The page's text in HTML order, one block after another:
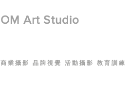
​OM Art Studio
商業攝影 品牌視覺 活動攝影 教育訓練